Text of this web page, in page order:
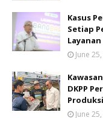
Kasus
Setiap
June
DKPP
June